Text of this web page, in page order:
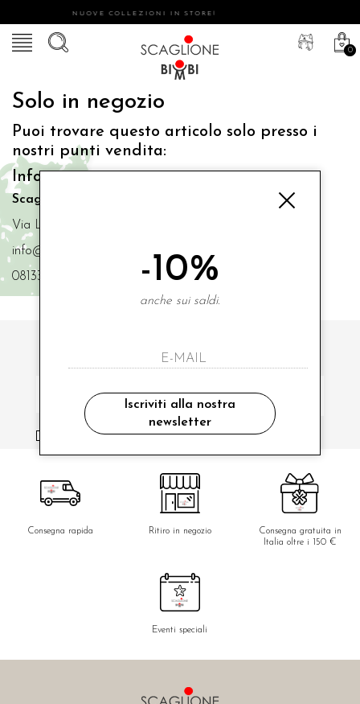
NUOVE COLLEZIONI IN STORE!
0
Solo in negozio
Puoi trovare questo articolo solo presso i
nostri punti vendita:
Info contatti
Scaglione Bimbi di Iacono Maria Angela
Via Luigi Mazzella,73 80077 Ischia
info@scaglionebimbi.com
0813331162
ISCRIVITI ALLA NOSTRA NEWSLETTER
ho letto ed accettato le condizioni sulla privacy.
Consegna rapida Ritiro in negozio
Consegna gratuita in
Italia oltre i 150 €
Eventi speciali
-10%
anche sui saldi.
Iscriviti alla nostra
newsletter